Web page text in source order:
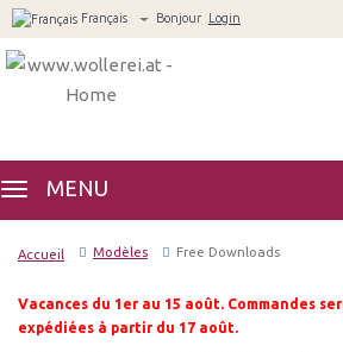
Français Bonjour Login
MENU
Accueil Modèles Free Downloads
Vacances du 1er au 15 août. Commandes
expédiées à partir du 17 août.